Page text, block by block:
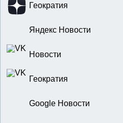
Геократия
Яндекс Новости
Новости
Геократия
Google Новости